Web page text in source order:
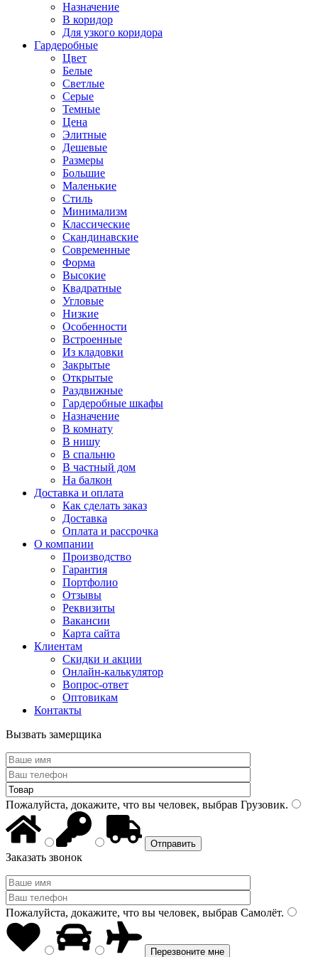
Назначение
В коридор
Для узкого коридора
Гардеробные
Цвет
Белые
Светлые
Серые
Темные
Цена
Элитные
Дешевые
Размеры
Большие
Маленькие
Стиль
Минимализм
Классические
Скандинавские
Современные
Форма
Высокие
Квадратные
Угловые
Низкие
Особенности
Встроенные
Из кладовки
Закрытые
Открытые
Раздвижные
Гардеробные шкафы
Назначение
В комнату
В нишу
В спальню
В частный дом
На балкон
Доставка и оплата
Как сделать заказ
Доставка
Оплата и рассрочка
О компании
Производство
Гарантия
Портфолио
Отзывы
Реквизиты
Вакансии
Карта сайта
Клиентам
Скидки и акции
Онлайн-калькулятор
Вопрос-ответ
Оптовикам
Контакты
Вызвать замерщика
Пожалуйста, докажите, что вы человек, выбрав Грузовик.
Заказать звонок
Пожалуйста, докажите, что вы человек, выбрав Самолёт.